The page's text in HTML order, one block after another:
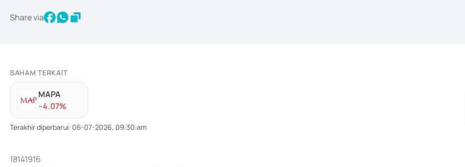
Share via
SAHAM TERKAIT
MAPA
--4.07%
Terakhir diperbarui: 06-07-2026, 09:30:am
18141916